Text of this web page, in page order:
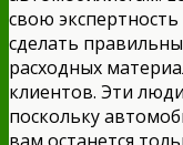
свою
сделать
расходных
клиентов. Эти
поскольку